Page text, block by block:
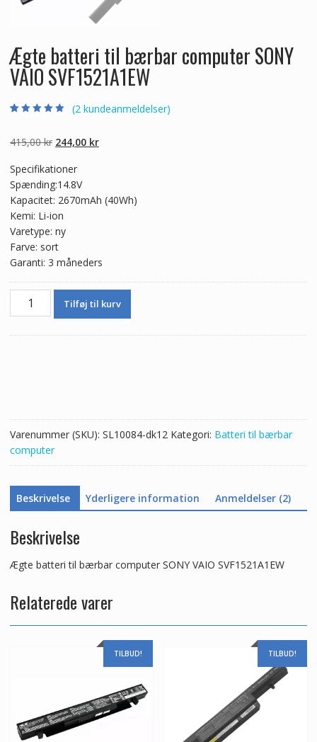
Ægte batteri til bærbar computer SONY
VAIO SVF1521A1EW
baseret på
kundebedømmel
(2 kundeanmeldelser)
415,00kr Den
pris
var:
415,00 kr.
244,00 krDen
244,00 kr.
Specifikationer
Spænding:14.8V
Kapacitet: 2670mAh (40Wh)
Kemi: Li-ion
Varetype: ny
Farve: sort
Garanti: 3 måneders
Ægte
antal
Tilføj til kurv
Varenummer (SKU): SL10084-dk12 Kategori: Batteri til bærbar
computer
Beskrivelse Yderligere information Anmeldelser (2)
Beskrivelse
Ægte batteri til bærbar computer SONY VAIO SVF1521A1EW
Relaterede varer
TILBUD! TILBUD!